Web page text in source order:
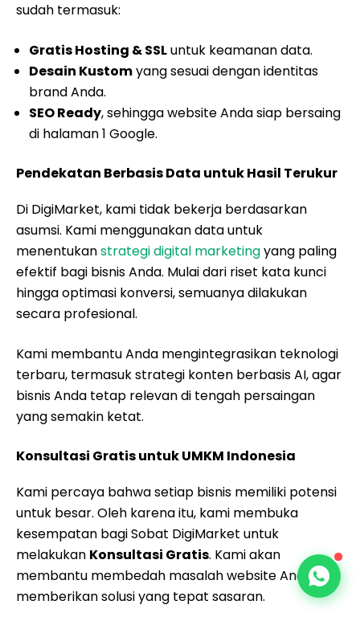
sudah termasuk:
Gratis Hosting & SSLuntuk keamanan data.
Desain Kustomyang sesuai dengan identitas
brand Anda.
SEO Ready, sehingga website Anda siap bersaing
di halaman 1 Google.
Pendekatan Berbasis Data untuk Hasil Terukur
Di DigiMarket, kami tidak bekerja berdasarkan
asumsi. Kami menggunakan data untuk
menentukanstrategi digital marketingyang paling
efektif bagi bisnis Anda. Mulai dari riset kata kunci
hingga optimasi konversi, semuanya dilakukan
secara profesional.
Kami membantu Anda mengintegrasikan teknologi
terbaru, termasuk strategi konten berbasis AI, agar
bisnis Anda tetap relevan di tengah persaingan
yang semakin ketat.
Konsultasi Gratis untuk UMKM Indonesia
Kami percaya bahwa setiap bisnis memiliki potensi
untuk besar. Oleh karena itu, kami membuka
kesempatan bagi Sobat DigiMarket untuk
melakukan Konsultasi Gratis. Kami akan
membantu membedah masalah website Anda dan
memberikan solusi yang tepat sasaran.